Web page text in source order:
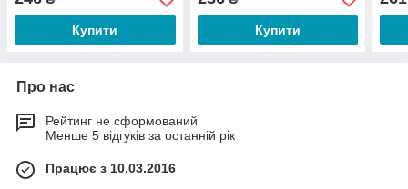
Купити Купити
Про нас
Рейтинг не сформований
Менше 5 відгуків за останній рік
Працює з 10.03.2016